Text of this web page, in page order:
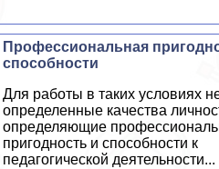
Профессиональная
способности
Для работы в таких условиях
определенные качества
определяющие
пригодность и способности к
педагогической деятельности...